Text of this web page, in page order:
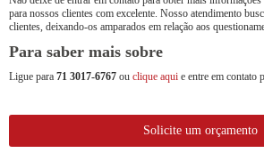
para nossos clientes com excelente. Nosso atendimento
clientes, deixando-os amparados em relação aos
Para saber mais sobre
Ligue para 71 3017-6767 ou clique aqui e entre em contato
Solicite um orçamento